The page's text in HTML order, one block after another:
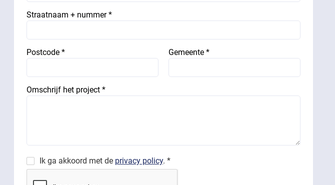
Straatnaam + nummer *
Postcode * Gemeente *
Omschrijf het project *
Ik ga akkoord met de privacy policy. *